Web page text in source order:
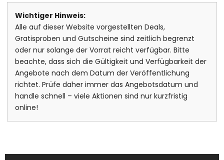
Wichtiger Hinweis:
Alle auf dieser Website vorgestellten Deals,
Gratisproben und Gutscheine sind zeitlich begrenzt
oder nur solange der Vorrat reicht verfügbar. Bitte
beachte, dass sich die Gültigkeit und Verfügbarkeit der
Angebote nach dem Datum der Veröffentlichung
richtet. Prüfe daher immer das Angebotsdatum und
handle schnell – viele Aktionen sind nur kurzfristig
online!